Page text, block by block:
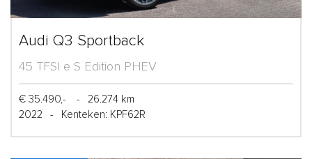
Audi Q3 Sportback
45 TFSI e S Edition PHEV
€ 35.490,- -
26.274 km
2022
- Kenteken: KPF62R